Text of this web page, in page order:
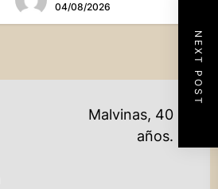
NEXT POST
04/08/2026
Malvinas, 40
años.